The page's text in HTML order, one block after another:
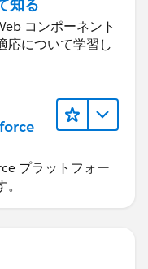
知る
コンポーネント
応について学習し
プラットフォー